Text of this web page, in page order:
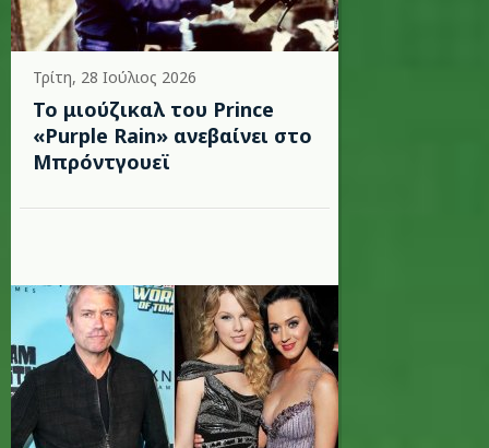
Τρίτη, 28 Ιούλιος 2026
Το μιούζικαλ του Prince
«Purple Rain» ανεβαίνει στο
Μπρόντγουεϊ